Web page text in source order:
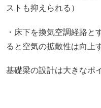
ストも抑えられる）
・床下を換気空調経路と
ると空気の拡散性は向上
基礎梁の設計は大きなポ